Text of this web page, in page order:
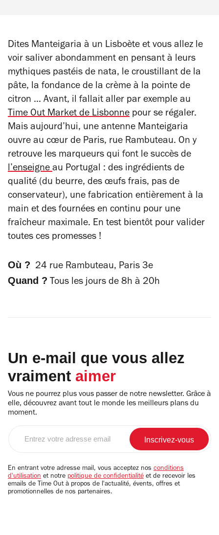
Dites Manteigaria à un Lisboète et vous allez le
voir saliver abondamment en pensant à leurs
mythiques pastéis de nata, le croustillant de la
pâte, la fondance de la crème à la pointe de
citron … Avant, il fallait aller par exemple au
Time Out Market de Lisbonne pour se régaler.
Mais aujourd’hui, une antenne Manteigaria
ouvre au cœur de Paris, rue Rambuteau. On y
retrouve les marqueurs qui font le succès de
l’enseigneau Portugal : des ingrédients de
qualité (du beurre, des œufs frais, pas de
conservateur), une fabrication entièrement à la
main et des fournées en continu pour une
fraîcheur maximale. En test bientôt pour valider
toutes ces promesses !
Où ? 24 rue Rambuteau, Paris 3e
Quand ? Tous les jours de 8h à 20h
Un e-mail que vous allez
vraiment aimer
Vous ne pourrez plus vous passer de notre newsletter. Grâce à
elle, découvrez avant tout le monde les meilleurs plans du
moment.
email
En entrant votre adresse mail, vous acceptez nos conditions
d'utilisation et notre politique de confidentialité et de recevoir les
emails de Time Out à propos de l'actualité, évents, offres et
promotionnelles de nos partenaires.